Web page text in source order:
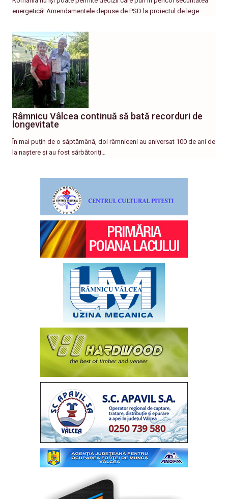
energetică! Amendamentele depuse de PSD la proiectul de lege…
Râmnicu Vâlcea continuă să bată recorduri de
longevitate
În mai puțin de o săptămână, doi râmniceni au aniversat 100 de ani de
la naștere și au fost sărbătoriți…